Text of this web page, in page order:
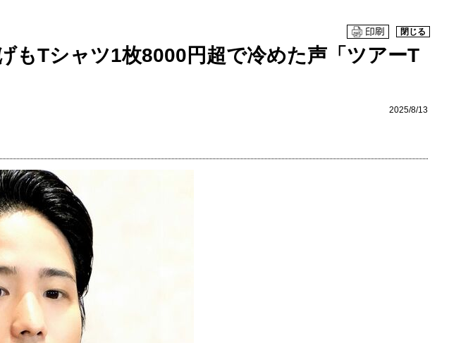
閉じる
もTシャツ1枚8000円超で冷めた声「ツアーT
2025/8/13